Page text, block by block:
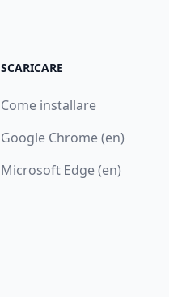
SCARICARE
Come installare
Google Chrome (en)
Microsoft Edge (en)